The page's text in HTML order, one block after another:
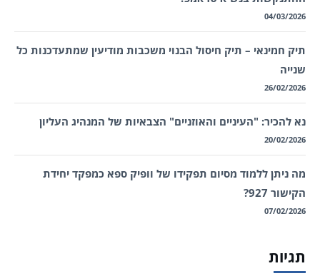
04/03/2026
תיק חמינאי – תיק חיסול הבנוי משכבות מודיעין שמתעדכנות כל
שנייה
26/02/2026
נא להכיר: "העיניים והאוזניים" הצבאיות של המנהיג העליון
20/02/2026
מה ניתן ללמוד מסיום תפקידו של וופיק ספא כמפקד יחידת
הקישור 927?
07/02/2026
תגיות